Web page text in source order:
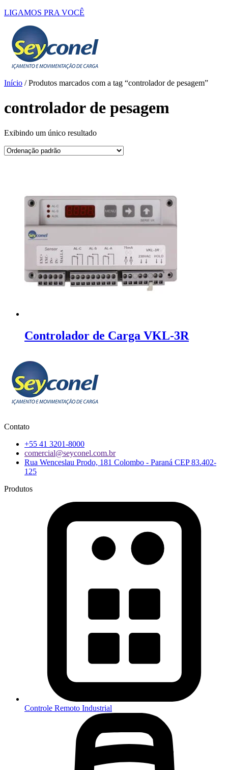
LIGAMOS PRA VOCÊ
Início / Produtos marcados com a tag “controlador de pesagem”
controlador de pesagem
Exibindo um único resultado
Controlador de Carga VKL-3R
Contato
+55 41 3201-8000
comercial@seyconel.com.br
Rua Wenceslau Prodo, 181 Colombo - Paraná CEP 83.402-
125
Produtos
Controle Remoto Industrial